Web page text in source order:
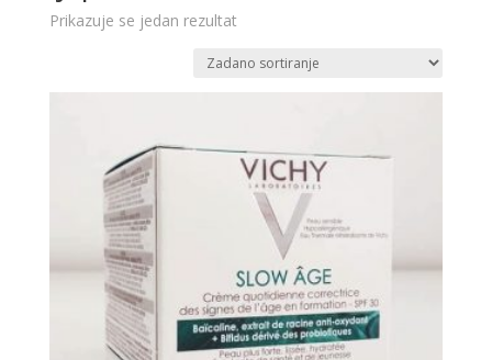
Prikazuje se jedan rezultat